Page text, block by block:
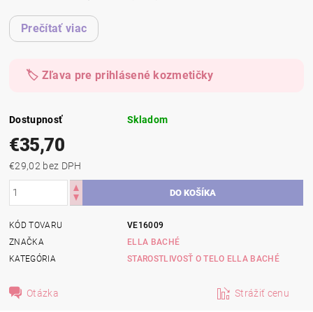
Prečítať viac
🏷️ Zľava pre prihlásené kozmetičky
Dostupnosť Skladom
€35,70
€29,02 bez DPH
KÓD TOVARU
VE16009
ZNAČKA
ELLA BACHÉ
KATEGÓRIA
STAROSTLIVOSŤ O TELO ELLA BACHÉ
Otázka Strážiť cenu